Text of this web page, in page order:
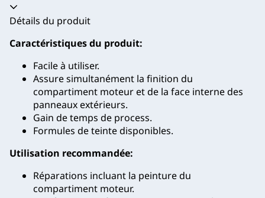
Accordéon fermé
Détails du produit
Caractéristiques du produit:
Facile à utiliser.
Assure simultanément la finition du
compartiment moteur et de la face interne des
panneaux extérieurs.
Gain de temps de process.
Formules de teinte disponibles.
Utilisation recommandée:
Réparations incluant la peinture du
compartiment moteur.